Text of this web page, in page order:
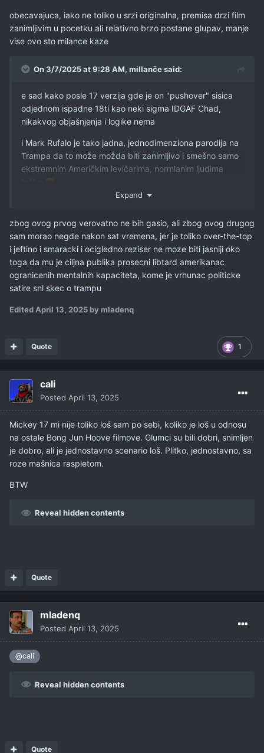
obecavajuca, iako ne toliko u srzi originalna, premisa drzi film
zanimljivim u pocetku ali relativno brzo postane glupav, manje
vise ovo sto milance kaze
On 3/7/2025 at 9:28 AM, millančesaid:
e sad kako posle 17 verzija gde je on "pushover" sisica
odjednom ispadne 18ti kao neki sigma IDGAF Chad,
nikakvog objašnjenja i logike nema
i Mark Rufalo je tako jadna, jednodimenziona parodija na
Trampa da to može možda biti zanimljivo i smešno samo
ekstremnim Američkim levičarima, normlanim ljudima
Expand
zbog ovog prvog verovatno ne bih gasio, ali zbog ovog drugog
sam morao negde nakon sat vremena, jer je toliko over-the-top
i jeftino i smaracki i ocigledno reziser ne moze biti jasniji oko
toga da mu je ciljna publika prosecni libtard amerikanac
ogranicenih mentalnih kapaciteta, kome je vrhunac politicke
satire snl skec o trampu
EditedApril 13, 2025 by mladenq
1
Quote
cali
Posted April 13, 2025
Mickey 17 mi nije toliko loš sam po sebi, koliko je loš u odnosu
na ostale Bong Jun Hoove filmove. Glumci su bili dobri, snimljen
je dobro, ali je jednostavno scenario loš. Plitko, jednostavno, sa
roze mašnica raspletom.
BTW
Reveal hidden contents
Quote
mladenq
Posted April 13, 2025
@cali
Reveal hidden contents
Quote